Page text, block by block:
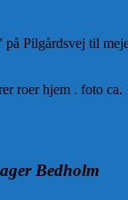
Pilgårdsvej til
roer hjem . foto ca.
Bedholm